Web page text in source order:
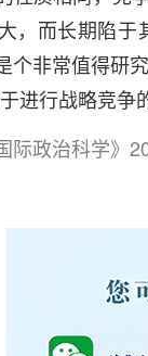
，而长期陷
个非常值得研
进行战略竞争
际政治科学》